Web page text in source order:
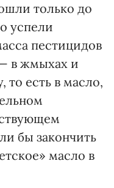
только до
успели
пестицидов
— в жмыхах и
есть в масло,
бы закончить
масло в